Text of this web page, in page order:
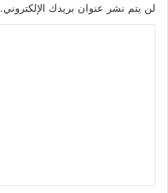
لن يتم نشر عنوان بريدك الإلكتروني.